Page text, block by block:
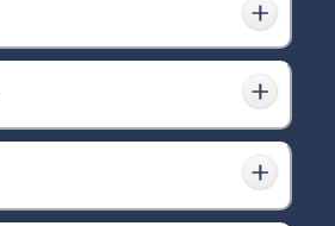
比乳胶漆更高级的艺术漆和窗帘
艺术漆厂家招募